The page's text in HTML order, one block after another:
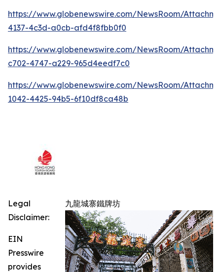
https://www.globenewswire.com/NewsRoom/
4137-4c3d-a0cb-afd4f8fbb0f0
https://www.globenewswire.com/NewsRoom/
c702-4747-a229-965d4eedf7c0
https://www.globenewswire.com/NewsRoom/
1042-4425-94b5-6f10df8ca48b
九龍城寨鐵牌坊
Legal
Disclaimer:
EIN
Presswire
provides